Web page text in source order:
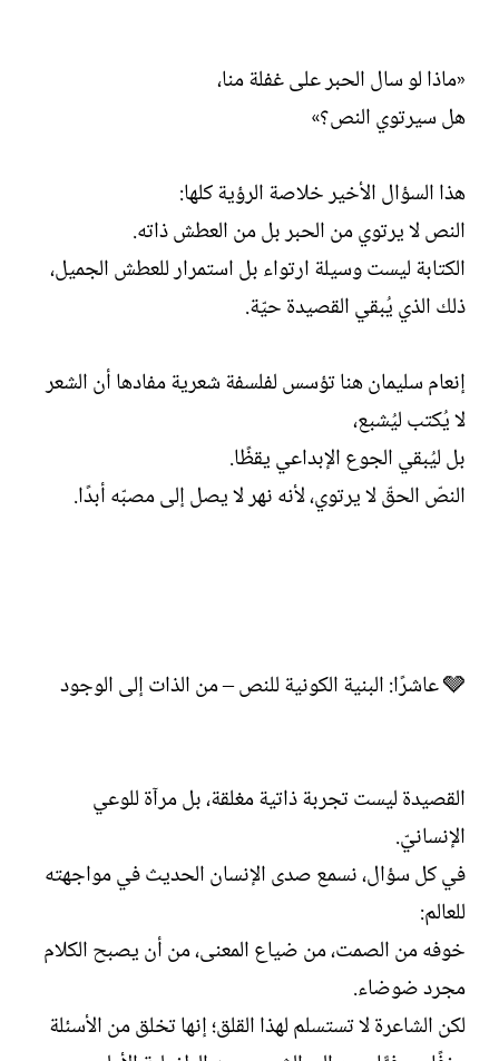
«ماذا لو سال الحبر على غفلة منا،
هل سيرتوي النص؟»
هذا السؤال الأخير خلاصة الرؤية كلها:
النص لا يرتوي من الحبر بل من العطش ذاته.
الكتابة ليست وسيلة ارتواء بل استمرار للعطش الجميل،
ذلك الذي يُبقي القصيدة حيّة.
إنعام سليمان هنا تؤسس لفلسفة شعرية مفادها أن الشعر
لا يُكتب ليُشبع،
بل ليُبقي الجوع الإبداعي يقظًا.
النصّ الحقّ لا يرتوي، لأنه نهر لا يصل إلى مصبّه أبدًا.
🩶 عاشرًا: البنية الكونية للنص – من الذات إلى الوجود
القصيدة ليست تجربة ذاتية مغلقة، بل مرآة للوعي
الإنسانيّ.
في كل سؤال، نسمع صدى الإنسان الحديث في مواجهته
للعالم:
خوفه من الصمت، من ضياع المعنى، من أن يصبح الكلام
مجرد ضوضاء.
لكن الشاعرة لا تستسلم لهذا القلق؛ إنها تخلق من الأسئلة